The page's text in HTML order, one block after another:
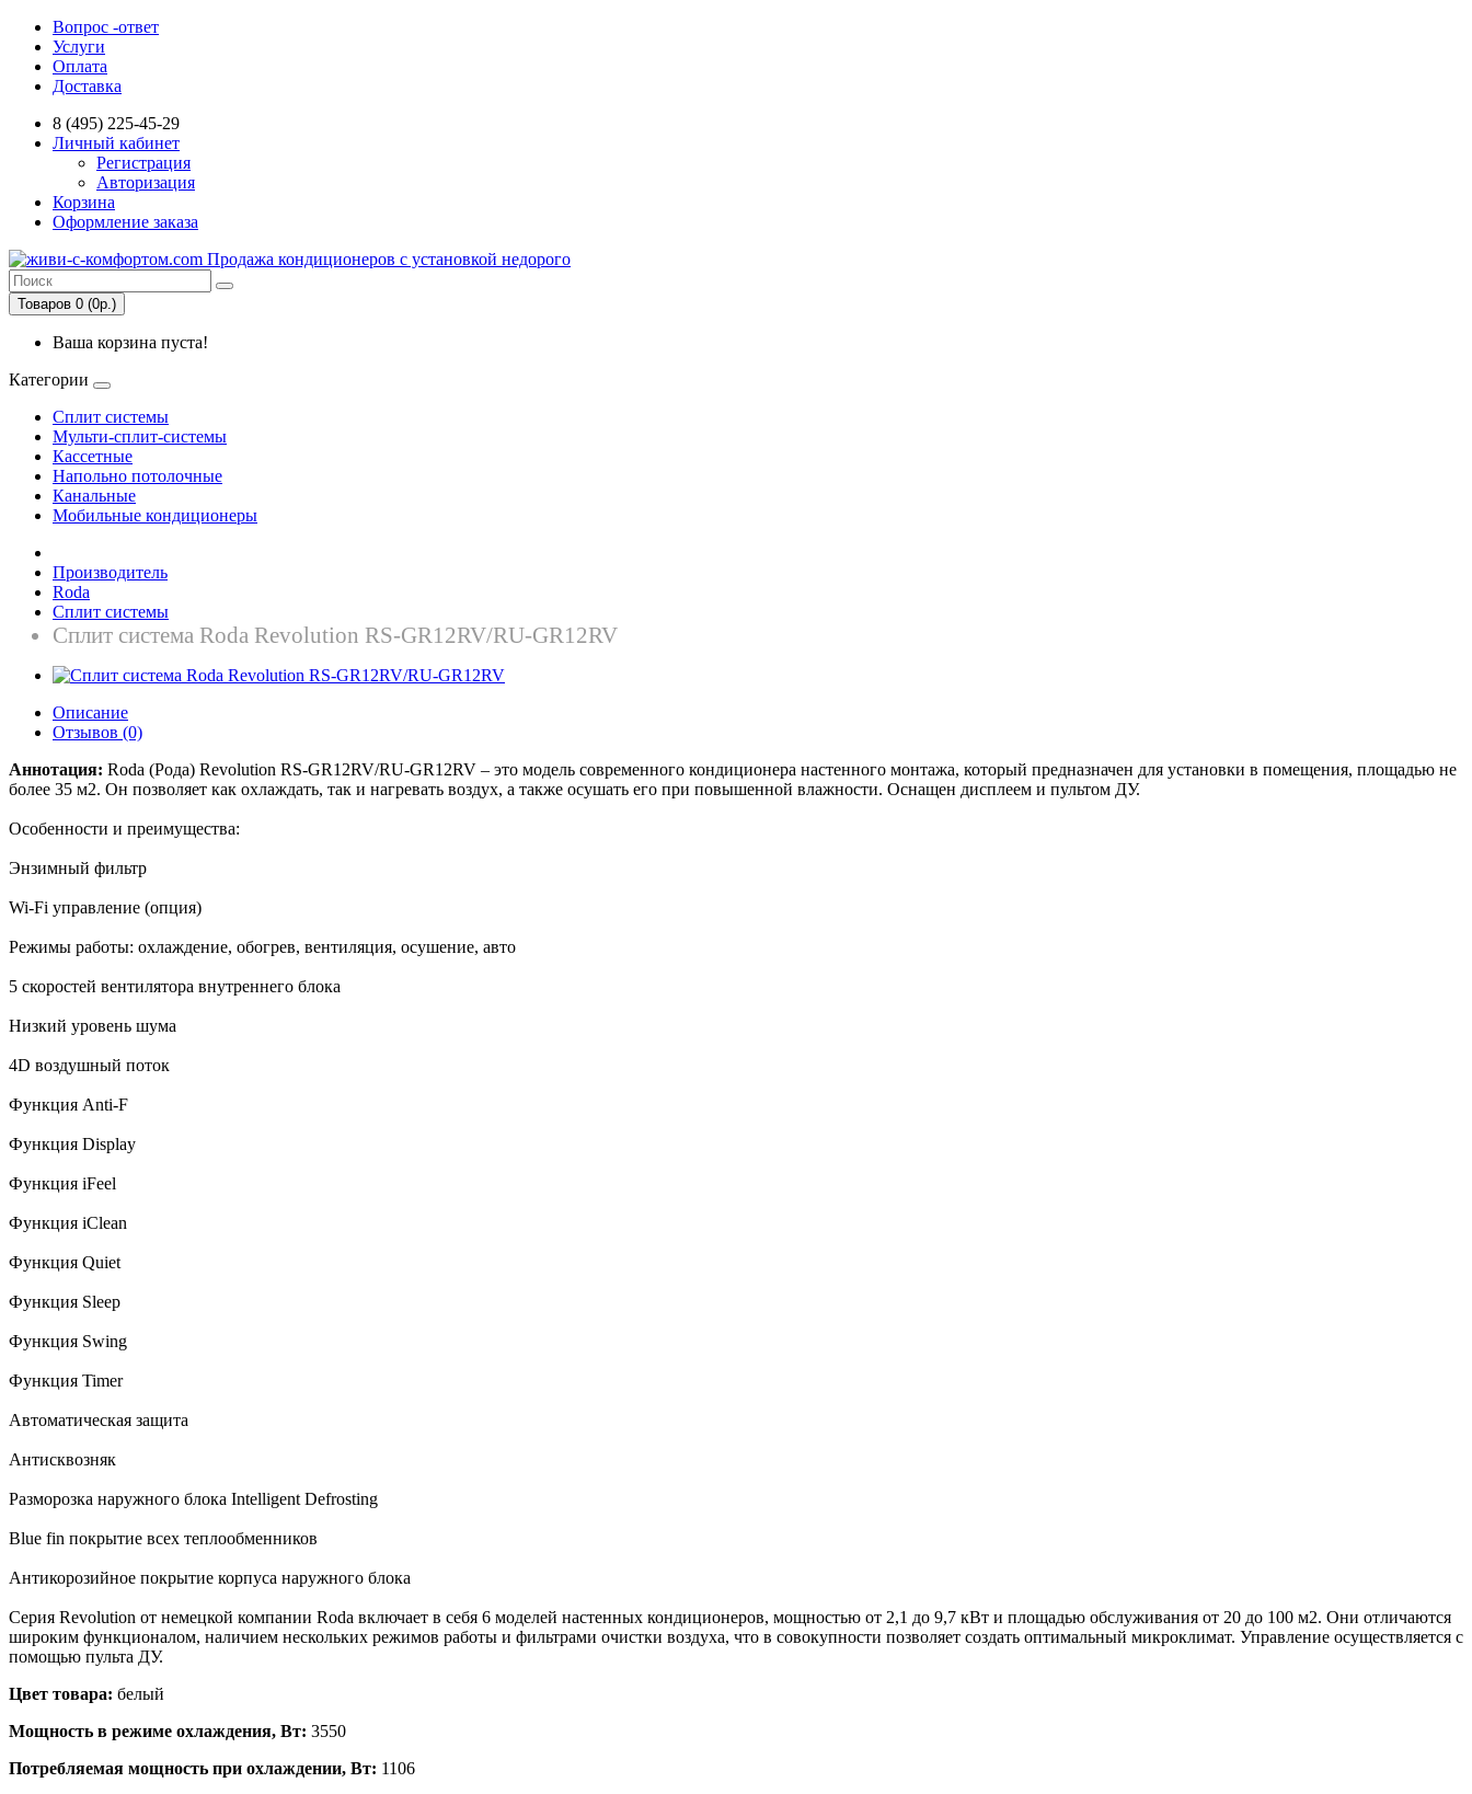
Вопрос -ответ
Услуги
Оплата
Доставка
8 (495) 225-45-29
Личный кабинет
Регистрация
Авторизация
Корзина
Оформление заказа
Товаров 0 (0р.)
Ваша корзина пуста!
Категории
Сплит системы
Мульти-сплит-системы
Кассетные
Напольно потолочные
Канальные
Мобильные кондиционеры
Производитель
Roda
Сплит системы
Сплит система Roda Revolution RS-GR12RV/RU-GR12RV
Описание
Отзывов (0)
Аннотация: Roda (Рода) Revolution RS-GR12RV/RU-GR12RV – это модель современного кондиционера настенного монтажа, который предназначен для установки в помещения, площадью не
более 35 м2. Он позволяет как охлаждать, так и нагревать воздух, а также осушать его при повышенной влажности. Оснащен дисплеем и пультом ДУ.
Особенности и преимущества:
Энзимный фильтр
Wi-Fi управление (опция)
Режимы работы: охлаждение, обогрев, вентиляция, осушение, авто
5 скоростей вентилятора внутреннего блока
Низкий уровень шума
4D воздушный поток
Функция Anti-F
Функция Display
Функция iFeel
Функция iClean
Функция Quiet
Функция Sleep
Функция Swing
Функция Timer
Автоматическая защита
Антисквозняк
Разморозка наружного блока Intelligent Defrosting
Blue fin покрытие всех теплообменников
Антикорозийное покрытие корпуса наружнoго блока
Серия Revolution от немецкой компании Roda включает в себя 6 моделей настенных кондиционеров, мощностью от 2,1 до 9,7 кВт и площадью обслуживания от 20 до 100 м2. Они отличаются
широким функционалом, наличием нескольких режимов работы и фильтрами очистки воздуха, что в совокупности позволяет создать оптимальный микроклимат. Управление осуществляется с
помощью пульта ДУ.
Цвет товара: белый
Мощность в режиме охлаждения, Вт: 3550
Потребляемая мощность при охлаждении, Вт: 1106